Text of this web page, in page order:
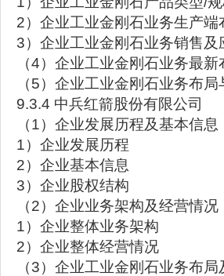
2）企业工业金刚石业务生产端
3）企业工业金刚石业务销售及
（4）企业工业金刚石业务最
（5）企业工业金刚石业务布
9.3.4 中兵红箭股份有限公司
（1）企业发展历程及基本信息
1）企业发展历程
2）企业基本信息
3）企业股权结构
（2）企业业务架构及经营情况
1）企业整体业务架构
2）企业整体经营情况
（3）企业工业金刚石业务布